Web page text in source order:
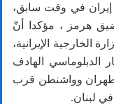
إيران في وقت سابق،
هرمز ، مؤكدا أنّ
الخارجية الإيرانية،
الدبلوماسي الهادف
طهران وواشنطن قرب
لبنان.